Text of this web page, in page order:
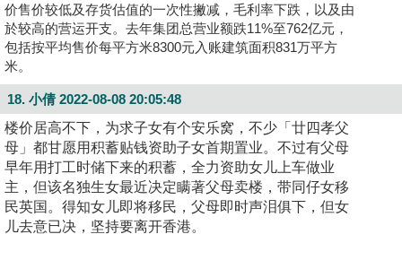
价售价较低及存货估值的一次性撇减，毛利率下跌，以及由
於较高的营运开支。去年集团总营业额跌11%至762亿元，
包括按平均售价每平方米8300元入账建筑面积831万平方
米。
18. 小倩2022-08-08 20:05:48
楼价居高不下，为求子女有个安乐窝，不少「廿四孝父
母」都甘愿用积蓄贴钱资助子女首期置业。不过有父母
早年用打工时储下来的积蓄，全力资助女儿上车做业
主，但该名独生女最近决定瞒著父母卖楼，带同仔女移
民英国。得知女儿即将移民，父母即时声泪俱下，但女
儿去意已决，坚持要离开香港。